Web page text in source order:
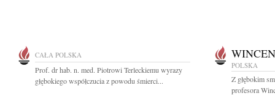
CAŁA POLSKA
Prof. dr hab. n. med. Piotrowi Terleckiemu wyrazy
głębokiego współczucia z powodu śmierci...
POLSKA
Z głębokim
profesora